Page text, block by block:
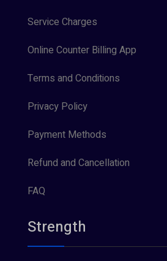
Service Charges
Online Counter Billing App
Terms and Conditions
Privacy Policy
Payment Methods
Refund and Cancellation
FAQ
Strength